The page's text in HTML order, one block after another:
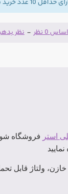
0 نظر - نظر
خرید می باشد
استر فروشگاه
ولتاژ قابل